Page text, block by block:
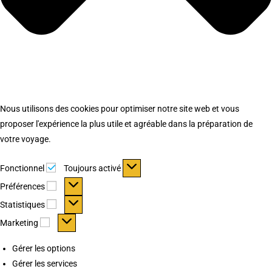
Nous utilisons des cookies pour optimiser notre site web et vous
proposer l'expérience la plus utile et agréable dans la préparation de
votre voyage.
Fonctionnel Fonctionnel
Toujours activé
Préférences
Préférences
Statistiques Statistiques
Marketing Marketing
Gérer les options
Gérer les services